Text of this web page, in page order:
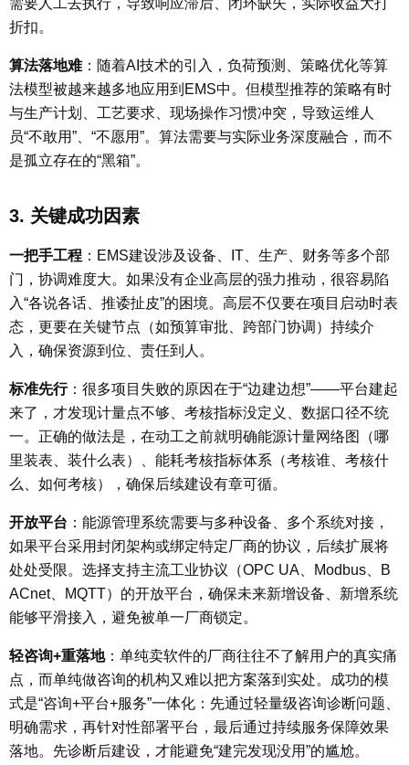
折扣。
算法落地难： 随着AI技术的引入，负荷预测、策略优化等算
法模型被越来越多地应用到EMS中。但模型推荐的策略有时
与生产计划、工艺要求、现场操作习惯冲突，导致运维人
员“不敢用”、“不愿用”。算法需要与实际业务深度融合，而不
是孤立存在的“黑箱”。
3. 关键成功因素
一把手工程 ： EMS建设涉及设备、IT、生产、财务等多个部
门，协调难度大。如果没有企业高层的强力推动，很容易陷
入“各说各话、推诿扯皮”的困境。高层不仅要在项目启动时表
态，更要在关键节点（如预算审批、跨部门协调）持续介
入，确保资源到位、责任到人。
标准先行： 很多项目失败的原因在于“边建边想”——平台建起
来了，才发现计量点不够、考核指标没定义、数据口径不统
一。正确的做法是，在动工之前就明确能源计量网络图（哪
里装表、装什么表）、能耗考核指标体系（考核谁、考核什
么、如何考核），确保后续建设有章可循。
开放平台 ： 能源管理系统需要与多种设备、多个系统对接，
如果平台采用封闭架构或绑定特定厂商的协议，后续扩展将
处处受限。选择支持主流工业协议（OPC UA、Modbus、B
ACnet、MQTT）的开放平台，确保未来新增设备、新增系统
能够平滑接入，避免被单一厂商锁定。
轻咨询+重落地： 单纯卖软件的厂商往往不了解用户的真实痛
点，而单纯做咨询的机构又难以把方案落到实处。成功的模
式是“咨询+平台+服务”一体化：先通过轻量级咨询诊断问题、
明确需求，再针对性部署平台，最后通过持续服务保障效果
落地。先诊断后建设，才能避免“建完发现没用”的尴尬。